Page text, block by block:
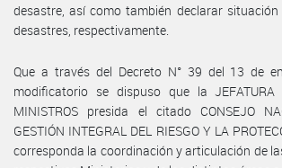
desastre, así como también declarar
desastres, respectivamente.
Que a través del Decreto N° 39 del 13 de
modificatorio se dispuso que la JEFATURA
MINISTROS presida el citado CONSEJO
GESTIÓN INTEGRAL DEL RIESGO Y LA
corresponda la coordinación y articulación de